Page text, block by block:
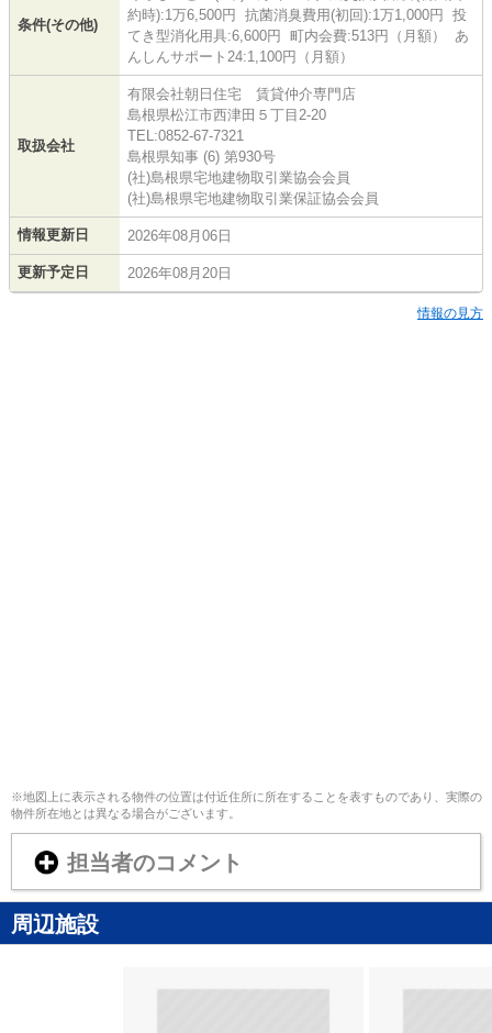
条件(その他)
約時):1万6,500円 抗菌消臭費用(初回):1万1,000円 投
てき型消化用具:6,600円 町内会費:513円（月額） あ
んしんサポート24:1,100円（月額）
取扱会社
有限会社朝日住宅 賃貸仲介専門店
島根県松江市西津田５丁目2-20
TEL:0852-67-7321
島根県知事 (6) 第930号
(社)島根県宅地建物取引業協会会員
(社)島根県宅地建物取引業保証協会会員
情報更新日 2026年08月06日
更新予定日 2026年08月20日
情報の見方
※地図上に表示される物件の位置は付近住所に所在することを表すものであり、実際の
物件所在地とは異なる場合がございます。
担当者のコメント
周辺施設